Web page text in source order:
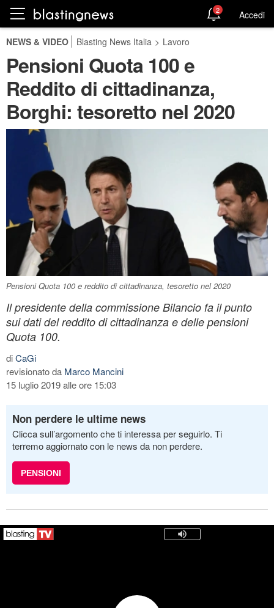
2 Accedi
NEWS & VIDEO Blasting News Italia > Lavoro
Pensioni Quota 100 e
Reddito di cittadinanza,
Borghi: tesoretto nel 2020
Pensioni Quota 100 e reddito di cittadinanza, tesoretto nel 2020
Il presidente della commissione Bilancio fa il punto
sui dati del reddito di cittadinanza e delle pensioni
Quota 100.
diCaGi
revisionato da Marco Mancini
15 luglio 2019 alle ore 15:03
Non perdere le ultime news
Clicca sull’argomento che ti interessa per seguirlo. Ti
terremo aggiornato con le news da non perdere.
PENSIONI